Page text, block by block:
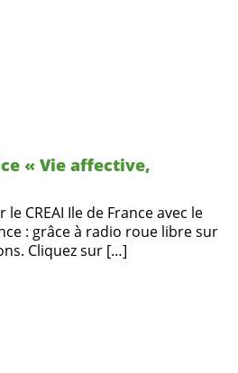
« Vie affective,
CREAI Ile de France avec le
: grâce à radio roue libre sur
Cliquez sur […]